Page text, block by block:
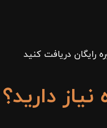
رایگان دریافت کنید
دارید؟